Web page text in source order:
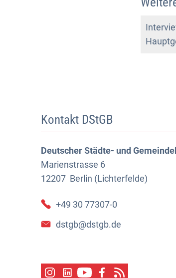
Kontakt DStGB
Deutscher Städte- und
Marienstrasse 6
12207 Berlin (Lichterfelde)
+49 30 77307-0
dstgb@dstgb.de